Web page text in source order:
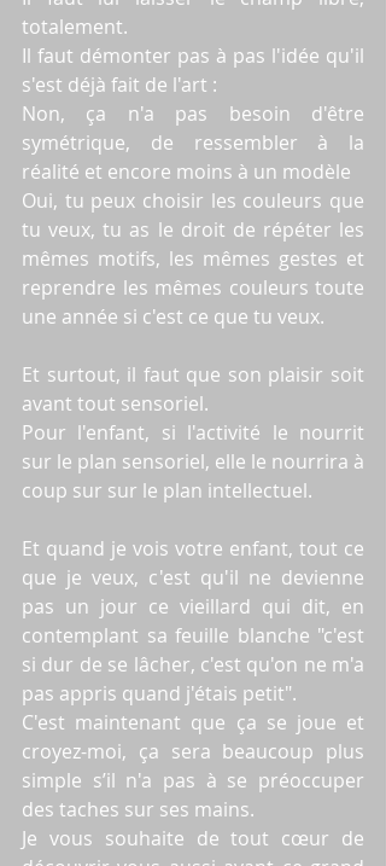
totalement.
Il faut démonter pas à pas l'idée qu'il
s'est déjà fait de l'art :
Non, ça n'a pas besoin d'être
symétrique, de ressembler à la
réalité et encore moins à un modèle
Oui, tu peux choisir les couleurs que
tu veux, tu as le droit de répéter les
mêmes motifs, les mêmes gestes et
reprendre les mêmes couleurs toute
une année si c'est ce que tu veux.
Et surtout, il faut que son plaisir soit
avant tout sensoriel.
Pour l'enfant, si l'activité le nourrit
sur le plan sensoriel, elle le nourrira à
coup sur sur le plan intellectuel.
Et quand je vois votre enfant, tout ce
que je veux, c'est qu'il ne devienne
pas un jour ce vieillard qui dit, en
contemplant sa feuille blanche "c'est
si dur de se lâcher, c'est qu'on ne m'a
pas appris quand j'étais petit".
C'est maintenant que ça se joue et
croyez-moi, ça sera beaucoup plus
simple s’il n'a pas à se préoccuper
des taches sur ses mains.
Je vous souhaite de tout cœur de